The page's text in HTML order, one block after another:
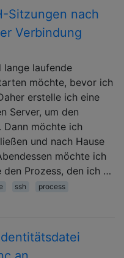
Sitzungen nach
Verbindung
lange laufende
möchte, bevor ich
erstelle ich eine
Server, um den
Dann möchte ich
und nach Hause
möchte ich
den Prozess, den ich …
ssh
process